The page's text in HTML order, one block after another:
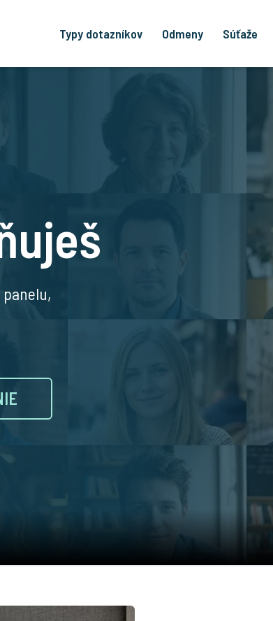
Typy dotazníkov Odmeny Súťaže